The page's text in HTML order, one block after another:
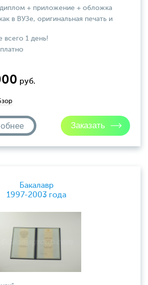
+ приложение + обложка
в ВУЗе, оригинальная печать и
всего 1 день!
руб.
Бакалавр
1997-2003 года